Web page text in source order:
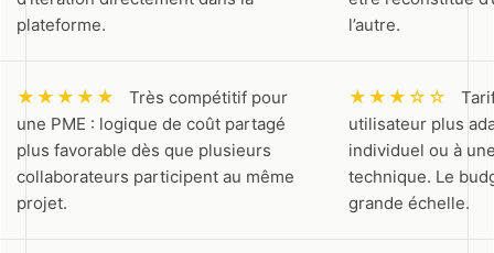
plateforme.
l’autre.
★★★★★
Très compétitif pour
une PME : logique de coût partagé
plus favorable dès que plusieurs
collaborateurs participent au même
projet.
★★★☆☆
utilisateur plus
individuel ou à
technique. Le
grande échelle.